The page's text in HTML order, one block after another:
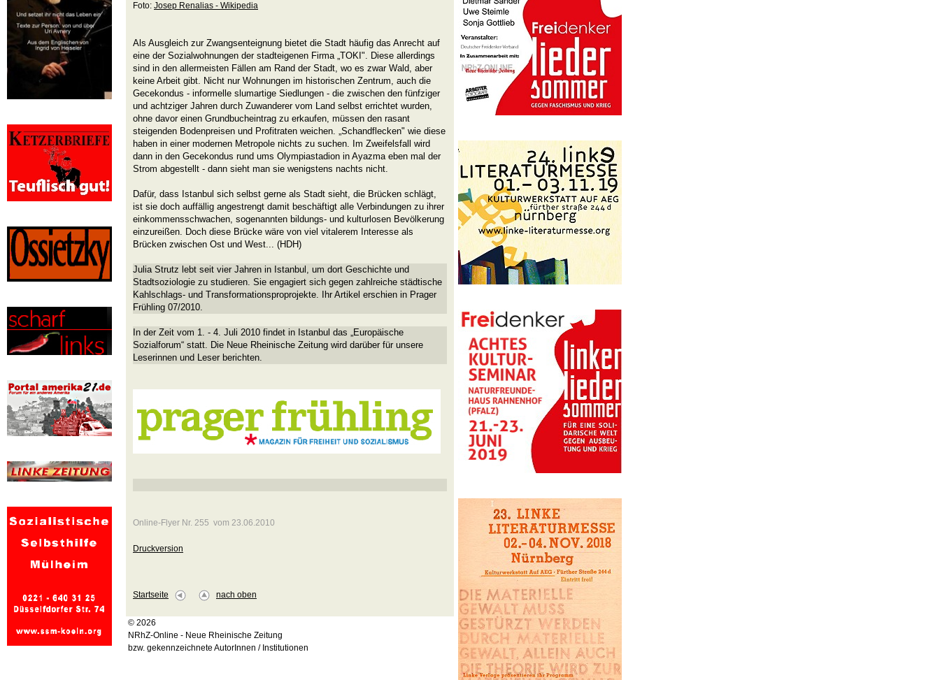
Foto: Josep Renalias - Wikipedia
Als Ausgleich zur Zwangsenteignung bietet die Stadt häufig das Anrecht auf
eine der Sozialwohnungen der stadteigenen Firma „TOKI". Diese allerdings
sind in den allermeisten Fällen am Rand der Stadt, wo es zwar Wald, aber
keine Arbeit gibt. Nicht nur Wohnungen im historischen Zentrum, auch die
Gecekondus - informelle slumartige Siedlungen - die zwischen den fünfziger
und achtziger Jahren durch Zuwanderer vom Land selbst errichtet wurden,
ohne davor einen Grundbucheintrag zu erkaufen, müssen den rasant
steigenden Bodenpreisen und Profitraten weichen. „Schandflecken" wie diese
haben in einer modernen Metropole nichts zu suchen. Im Zweifelsfall wird
dann in den Gecekondus rund ums Olympiastadion in Ayazma eben mal der
Strom abgestellt - dann sieht man sie wenigstens nachts nicht.
Dafür, dass Istanbul sich selbst gerne als Stadt sieht, die Brücken schlägt,
ist sie doch auffällig angestrengt damit beschäftigt alle Verbindungen zu ihrer
einkommensschwachen, sogenannten bildungs- und kulturlosen Bevölkerung
einzureißen. Doch diese Brücke wäre von viel vitalerem Interesse als
Brücken zwischen Ost und West... (HDH)
Julia Strutz lebt seit vier Jahren in Istanbul, um dort Geschichte und
Stadtsoziologie zu studieren. Sie engagiert sich gegen zahlreiche städtische
Kahlschlags- und Transformationsproprojekte. Ihr Artikel erschien in Prager
Frühling 07/2010.
In der Zeit vom 1. - 4. Juli 2010 findet in Istanbul das „Europäische
Sozialforum“ statt. Die Neue Rheinische Zeitung wird darüber für unsere
Leserinnen und Leser berichten.
Online-Flyer Nr. 255 vom 23.06.2010
Druckversion
Startseite nach oben
© 2026
NRhZ-Online - Neue Rheinische Zeitung
bzw. gekennzeichnete AutorInnen / Institutionen